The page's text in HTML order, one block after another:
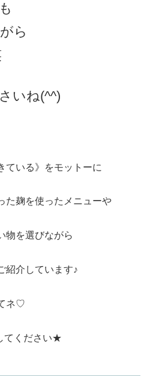
ら
いね(^^)
ている》をモットーに
た麹を使ったメニューや
物を選びながら
紹介しています♪
ネ♡
てください★